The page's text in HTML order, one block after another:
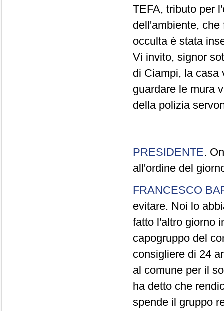
TEFA, tributo per
dell'ambiente,
occulta è stata
Vi invito, signor
di Ciampi, la casa
guardare le mura
della polizia
PRESIDENTE.
all'ordine del
FRANCESCO
evitare. Noi lo
fatto l'altro giorno
capogruppo del
consigliere di 24
al comune per il
ha detto che
spende il gruppo